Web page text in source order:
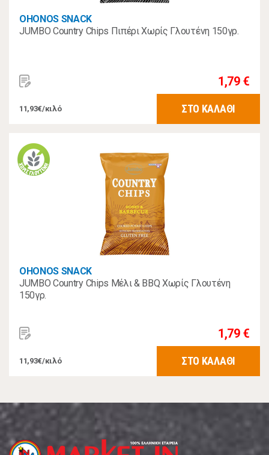
OHONOS SNACK
JUMBO Country Chips Πιπέρι Χωρίς Γλουτένη 150γρ.
1,79 €
11,93€/κιλό ΣΤΟ ΚΑΛΑΘΙ
OHONOS SNACK
JUMBO Country Chips Μέλι & BBQ Χωρίς Γλουτένη
150γρ.
1,79 €
11,93€/κιλό ΣΤΟ ΚΑΛΑΘΙ